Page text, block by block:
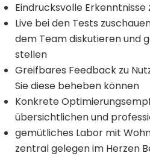
Eindrucksvolle
Live bei den Tests
dem Team diskutieren und
stellen
Greifbares Feedback zu
Sie diese beheben können
Konkrete
übersichtlichen und
gemütliches Labor mit
zentral gelegen im Herzen